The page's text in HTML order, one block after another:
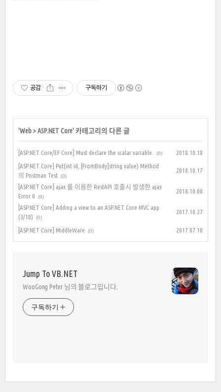
공감 구독하기
'Web>ASP.NET Core' 카테고리의 다른 글
[ASP.NET Core/EF Core] Must declare the scalar variable. (0)
2018.10.18
[ASP.NET Core] Put(int id, [FromBody]string value) Method
의 Postman Test (0)
2018.10.17
[ASP.NET Core] ajax 를 이용한 RestAPI 호출시 발생한 ajax
Error 0
(0)
2018.10.08
[ASP.NET Core] Adding a view to an ASP.NET Core MVC app
(3/10)
(0)
2017.10.27
[ASP.NET Core] MiddleWare (0) 2017.07.10
Jump To VB.NET
WooGong Peter 님의 블로그입니다.
구독하기